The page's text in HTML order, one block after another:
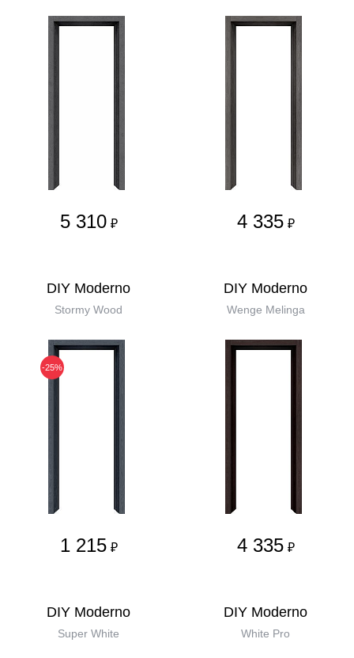
5 310 ₽ 4 335 ₽
DIY Moderno
Stormy Wood
-25%
1 215 ₽
DIY Moderno
Wenge Melinga
4 335 ₽
DIY Moderno
Super White
DIY Moderno
White Pro